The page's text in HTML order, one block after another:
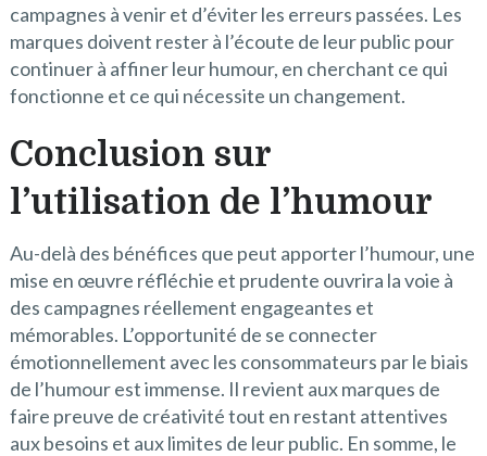
campagnes à venir et d’éviter les erreurs passées. Les
marques doivent rester à l’écoute de leur public pour
continuer à affiner leur humour, en cherchant ce qui
fonctionne et ce qui nécessite un changement.
Conclusion sur
l’utilisation de l’humour
Au-delà des bénéfices que peut apporter l’humour, une
mise en œuvre réfléchie et prudente ouvrira la voie à
des campagnes réellement engageantes et
mémorables. L’opportunité de se connecter
émotionnellement avec les consommateurs par le biais
de l’humour est immense. Il revient aux marques de
faire preuve de créativité tout en restant attentives
aux besoins et aux limites de leur public. En somme, le